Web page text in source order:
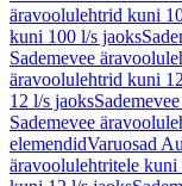
äravoolulehtrid kuni
kuni 100 l/s jaoks
Sademevee
äravoolulehtrid kuni
12 l/s jaoks
Sademevee
elemendidVaruosad
äravoolulehtritele kuni